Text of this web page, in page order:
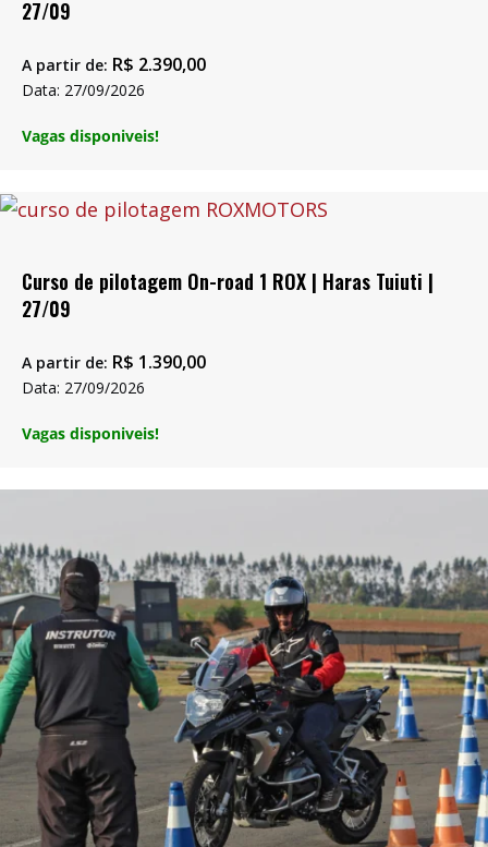
27/09
A partir de: R$ 2.390,00
Data: 27/09/2026
Vagas disponiveis!
Curso de pilotagem On-road 1 ROX | Haras Tuiuti |
27/09
A partir de: R$ 1.390,00
Data: 27/09/2026
Vagas disponiveis!